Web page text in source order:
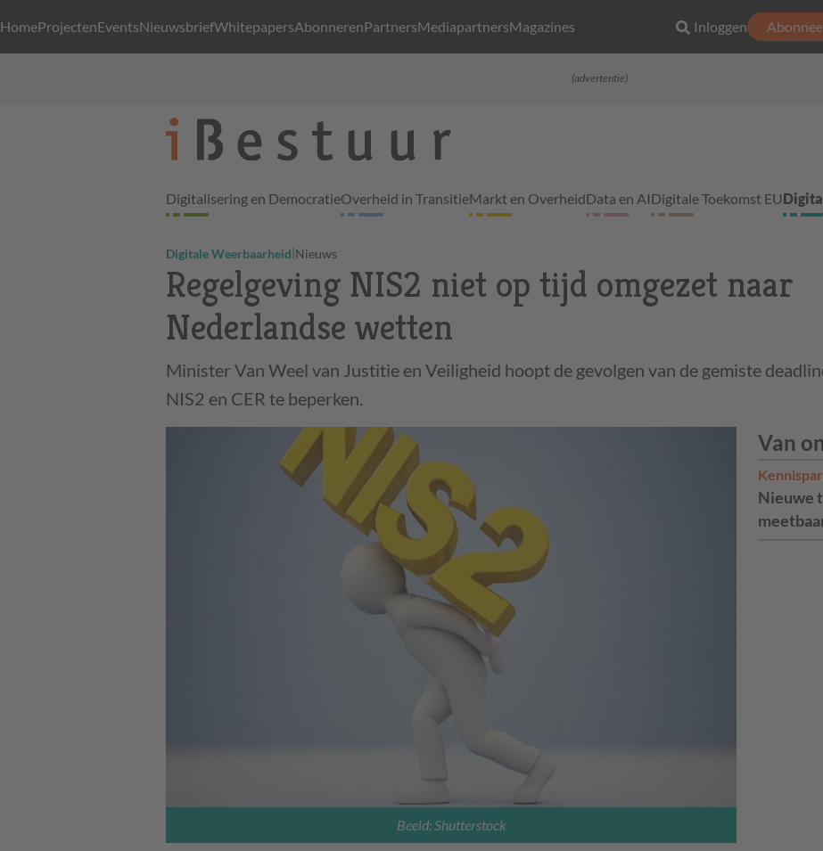
HomeProjectenEventsNieuwsbriefWhitepapersAbonnerenPartnersMediapartnersMagazines Inloggen
(advertentie)
Digitalisering en DemocratieOverheid in TransitieMarkt en OverheidData en AIDigitale Toekomst EU
Digitale Weerbaarheid|Nieuws
Regelgeving NIS2 niet op tijd omgezet naar
Nederlandse wetten
Minister Van Weel van Justitie en Veiligheid hoopt de gevolgen van de gemiste
NIS2 en CER te beperken.
Beeld: Shutterstock
Van
Nieuwe